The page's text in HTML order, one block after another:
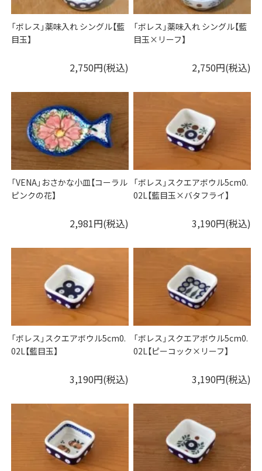
「ボレス」薬味入れ シングル【藍
目玉】
2,750円(税込)
「ボレス」薬味入れ シングル【藍
目玉×リーフ】
2,750円(税込)
「VENA」おさかな小皿【コーラル
ピンクの花】
2,981円(税込)
「ボレス」スクエアボウル5cm0.
02L【藍目玉×バタフライ】
3,190円(税込)
「ボレス」スクエアボウル5cm0.
02L【藍目玉】
3,190円(税込)
「ボレス」スクエアボウル5cm0.
02L【ピーコック×リーフ】
3,190円(税込)